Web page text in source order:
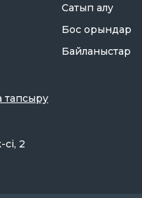
Сатып алу
Бос орындар
Байланыстар
тапсыру
сі, 2